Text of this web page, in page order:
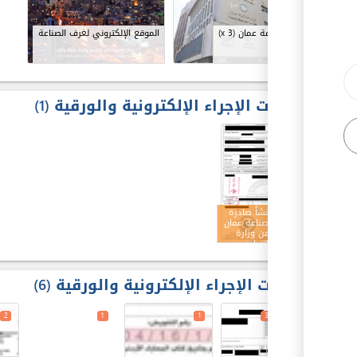
غرفة صناعة عمان(x 3) الموقع الإلكتروني لغرف الصناعة
مخرجات الإجراء الإلكترونية والورقية 1
شهادة منشأ صادرة
من غرفة صناعة عمان
ومصدقة من وزارة
الصناعة والتجارة
مدخلات الإجراء الإلكترونية والورقية 6
3
1
1
2